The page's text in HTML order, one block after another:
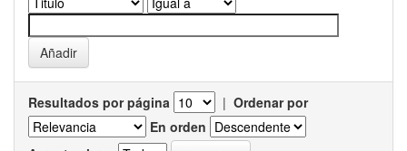
Resultados por página | Ordenar por
En orden